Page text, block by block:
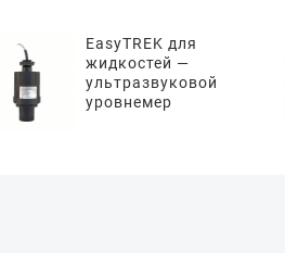
EasyTREK для
жидкостей —
ультразвуковой
уровнемер